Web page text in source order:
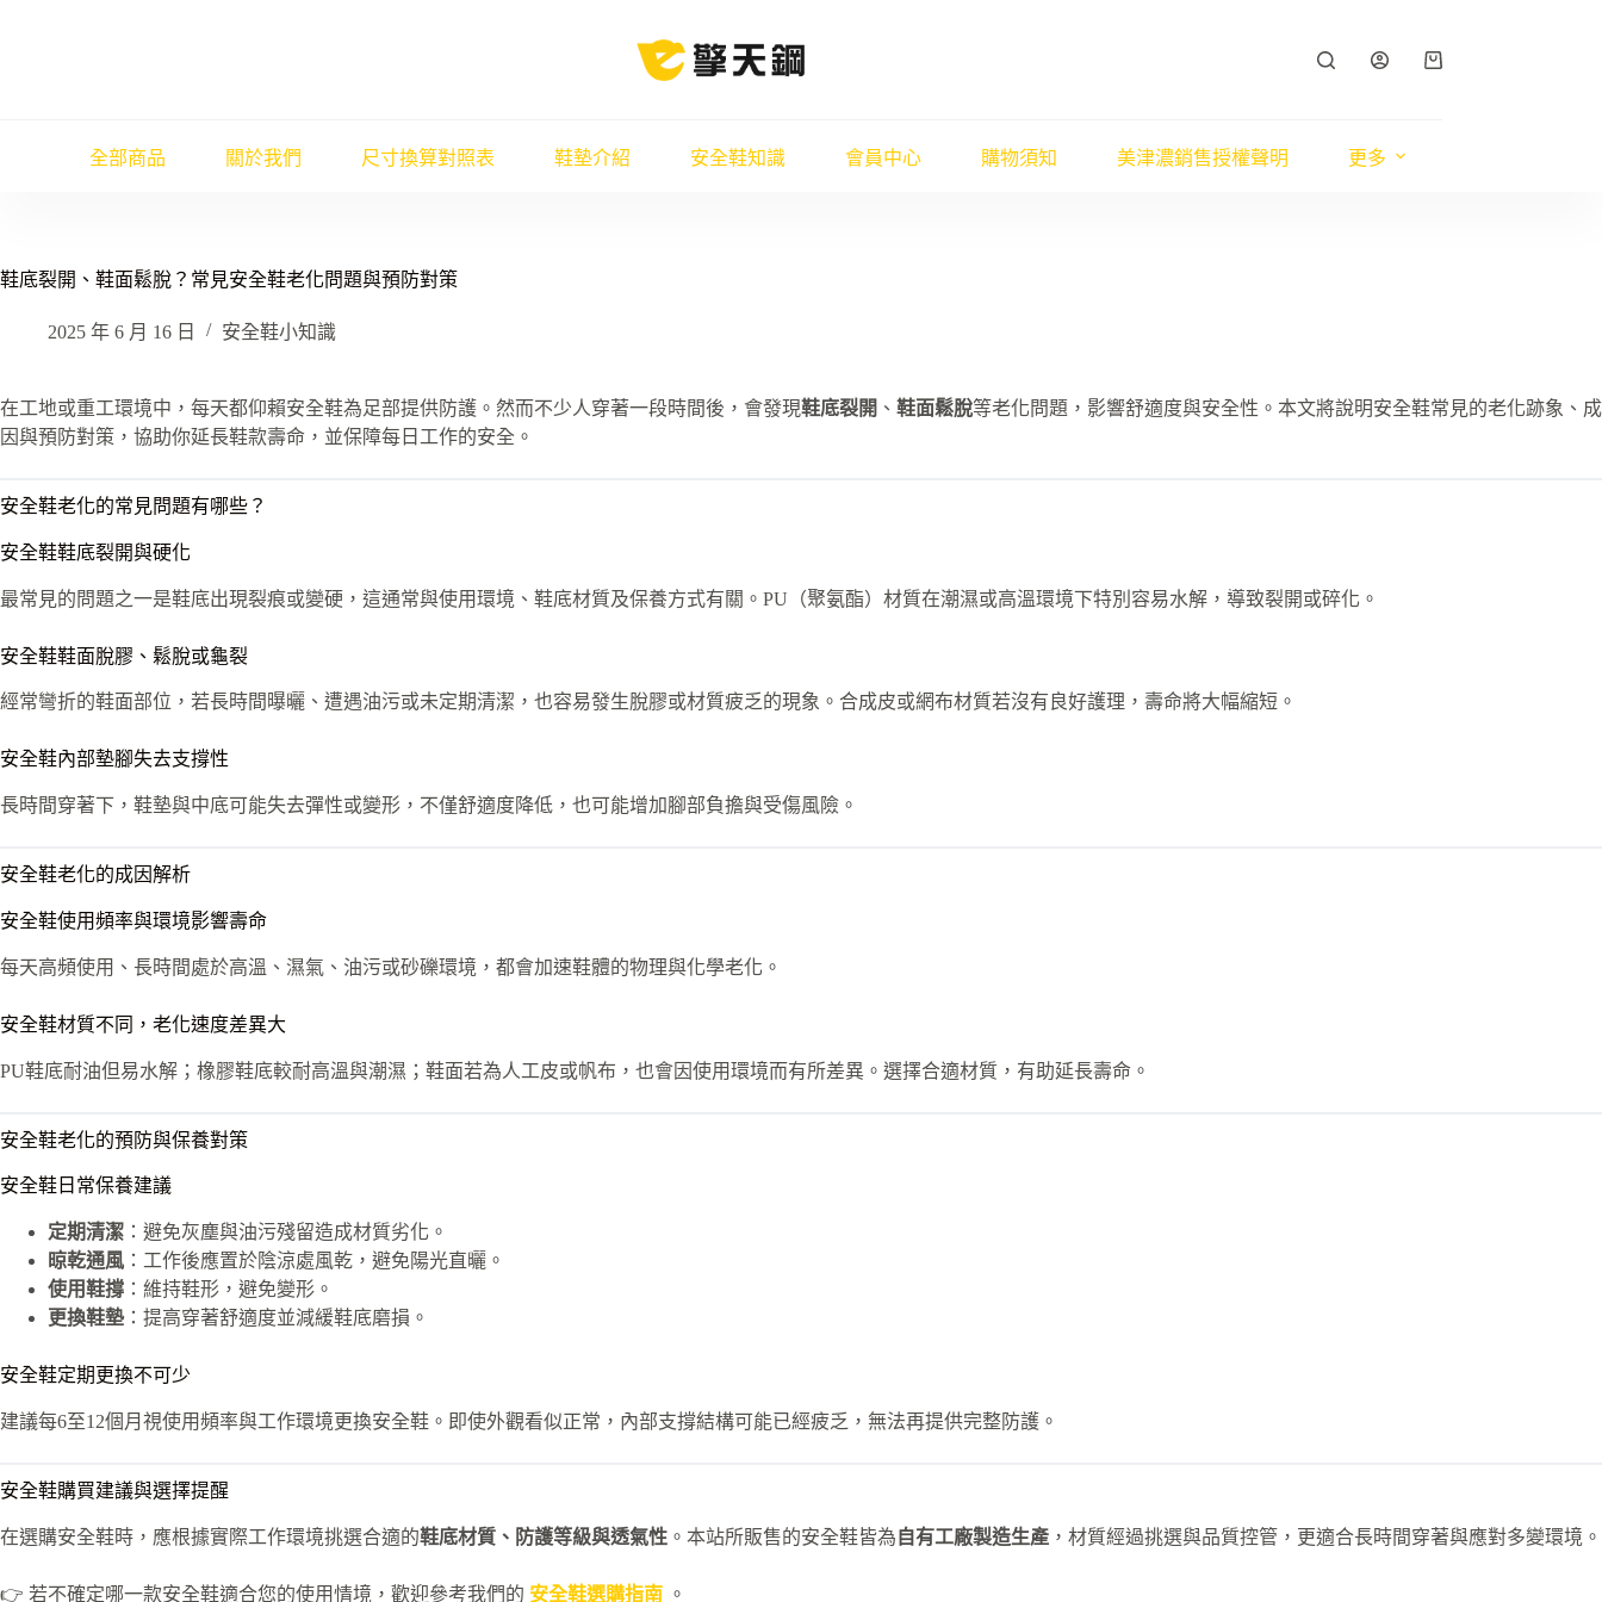
購
全部商品
關於我們 尺寸換算對照表 鞋墊介紹 安全鞋知識 會員中心 購物須知 美津濃銷售授權聲明 更多
鞋底裂開、鞋面鬆脫？常見安全鞋老化問題與預防對策
2025 年 6 月 16 日 安全鞋小知識
在工地或重工環境中，每天都仰賴安全鞋為足部提供防護。然而不少人穿著一段時間後，會發現鞋底裂開 、 鞋面鬆脫等老化問題，影響舒適度與安全性。本文將說明安全鞋常見的老化跡象、成
因與預防對策，協助你延長鞋款壽命，並保障每日工作的安全。
安全鞋老化的常見問題有哪些？
安全鞋鞋底裂開與硬化
最常見的問題之一是鞋底出現裂痕或變硬，這通常與使用環境、鞋底材質及保養方式有關。PU（聚氨酯）材質在潮濕或高溫環境下特別容易水解，導致裂開或碎化。
安全鞋鞋面脫膠、鬆脫或龜裂
經常彎折的鞋面部位，若長時間曝曬、遭遇油污或未定期清潔，也容易發生脫膠或材質疲乏的現象。合成皮或網布材質若沒有良好護理，壽命將大幅縮短。
安全鞋內部墊腳失去支撐性
長時間穿著下，鞋墊與中底可能失去彈性或變形，不僅舒適度降低，也可能增加腳部負擔與受傷風險。
安全鞋老化的成因解析
安全鞋使用頻率與環境影響壽命
每天高頻使用、長時間處於高溫、濕氣、油污或砂礫環境，都會加速鞋體的物理與化學老化。
安全鞋材質不同，老化速度差異大
PU鞋底耐油但易水解；橡膠鞋底較耐高溫與潮濕；鞋面若為人工皮或帆布，也會因使用環境而有所差異。選擇合適材質，有助延長壽命。
安全鞋老化的預防與保養對策
安全鞋日常保養建議
定期清潔 ：避免灰塵與油污殘留造成材質劣化。
晾乾通風 ：工作後應置於陰涼處風乾，避免陽光直曬。
使用鞋撐 ：維持鞋形，避免變形。
更換鞋墊 ：提高穿著舒適度並減緩鞋底磨損。
安全鞋定期更換不可少
建議每6至12個月視使用頻率與工作環境更換安全鞋。即使外觀看似正常，內部支撐結構可能已經疲乏，無法再提供完整防護。
安全鞋購買建議與選擇提醒
在選購安全鞋時，應根據實際工作環境挑選合適的鞋底材質、防護等級與透氣性 。本站所販售的安全鞋皆為 自有工廠製造生產 ，材質經過挑選與品質控管，更適合長時間穿著與應對多變環境。
👉 若不確定哪一款安全鞋適合您的使用情境，歡迎參考我們的 安全鞋選購指南 。